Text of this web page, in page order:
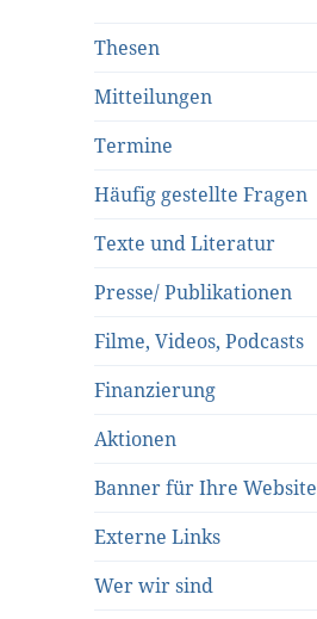
Thesen
Mitteilungen
Termine
Häufig gestellte Fragen
Texte und Literatur
Presse/ Publikationen
Filme, Videos, Podcasts
Finanzierung
Aktionen
Banner für Ihre Website
Externe Links
Wer wir sind